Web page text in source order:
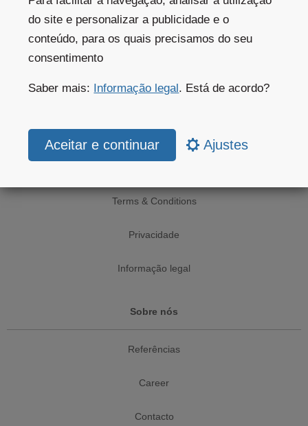
do site e personalizar a publicidade e o
conteúdo, para os quais precisamos do seu
consentimento
Saber mais: Informação legal . Está de acordo?
Ajustes
Clientes privados
Website subscriptions
Legislação
Terms & Conditions
Privacidade
Informação legal
Sobre nós
Referências
Career
Contacto